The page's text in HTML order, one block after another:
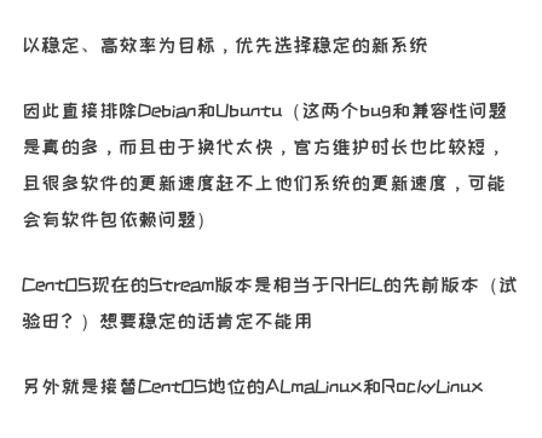
以稳定、高效率为目标，优先选择稳定的新系统
因此直接排除Debian和Ubuntu（这两个bug和兼容性问题
是真的多，而且由于换代太快，官方维护时长也比较短，
且很多软件的更新速度赶不上他们系统的更新速度，可能
会有软件包依赖问题）
CentOS现在的Stream版本是相当于RHEL的先前版本（试
验田？）想要稳定的话肯定不能用
另外就是接替CentOS地位的ALmaLinux和RockyLinux